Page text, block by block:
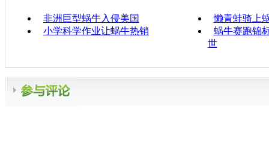
非洲巨型蜗牛入侵美国
懒青蛙骑上
小学科学作业让蜗牛热销
蜗牛赛跑锦
世